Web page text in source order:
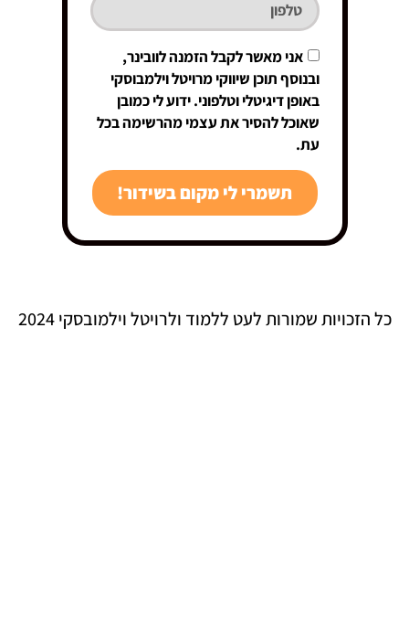
אני מאשר לקבל הזמנה לוובינר,
ובנוסף תוכן שיווקי מרויטל וילמבוסקי
באופן דיגיטלי וטלפוני. ידוע לי כמובן
שאוכל להסיר את עצמי מהרשימה בכל
עת.
תשמרי לי מקום בשידור!
כל הזכויות שמורות לעט ללמוד ולרויטל וילמובסקי 2024